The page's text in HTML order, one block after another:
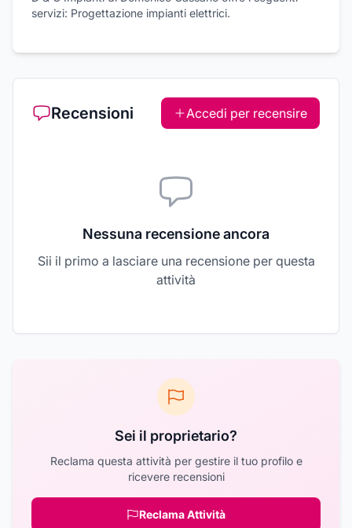
servizi: Progettazione impianti elettrici.
Recensioni Accedi per recensire
Nessuna recensione ancora
Sii il primo a lasciare una recensione per questa
attività
Sei il proprietario?
Reclama questa attività per gestire il tuo profilo e
ricevere recensioni
Reclama Attività